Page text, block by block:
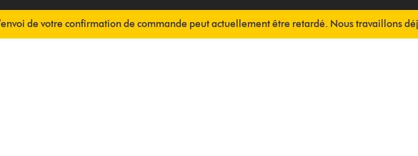
de votre confirmation de commande peut actuellement être retardé. Nous travaillons
de commande vous sera envoyée automatiquement dans les plus brefs délais.